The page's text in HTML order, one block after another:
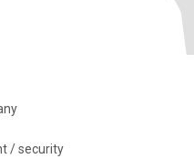
/ security